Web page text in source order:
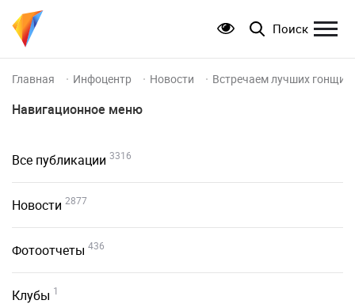
Поиск
Главная Инфоцентр Новости Встречаем лучших
Навигационное меню
Все публикации 3316
Новости 2877
Фотоотчеты 436
Клубы 1